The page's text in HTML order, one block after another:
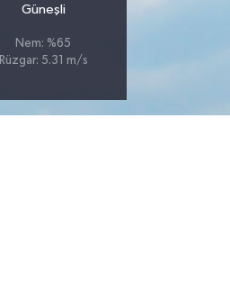
Güneşli
Nem: %65
Rüzgar: 5.31 m/s